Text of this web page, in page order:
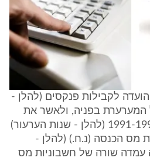
החליטה הועדה לקבילות פנקסים (להלן -
המערערת בפניה, ולאשר את
פסילת ספריה לשנים 1991-1993 (להלן - שנות הערעור)
לפקודת מס הכנסה (נ.ח.) (להלן -
עמדה שורה של חשבוניות מס